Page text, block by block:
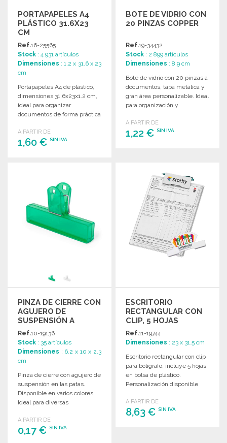
PORTAPAPELES A4
PLÁSTICO 31.6X23
CM
Ref.16-25565
Stock : 4 931 artículos
Dimensiones : 1.2 x 31.6 x 23
cm
Portapapeles A4 de plástico,
dimensiones 31.6x23x1.2 cm,
ideal para organizar
documentos de forma práctica
A PARTIR DE
1,60 € SIN IVA
BOTE DE VIDRIO CON
20 PINZAS COPPER
Ref.19-34432
Stock : 2 899 artículos
Dimensiones : 8.9 cm
Bote de vidrio con 20 pinzas a
documentos, tapa metálica y
gran área personalizable. Ideal
para organización y
A PARTIR DE
1,22 €SIN IVA
PINZA DE CIERRE CON
AGUJERO DE
SUSPENSIÓN A
PRECIOS DE
MAYORISTA
Ref.10-19136
Stock : 35 artículos
Dimensiones : 6.2 x 10 x 2.3
cm
Pinza de cierre con agujero de
suspensión en las patas.
Disponible en varios colores.
Ideal para diversas
A PARTIR DE
0,17 € SIN IVA
ESCRITORIO
RECTANGULAR CON
CLIP, 5 HOJAS
Ref.11-19744
Dimensiones : 23 x 31.5 cm
Escritorio rectangular con clip
para bolígrafo, incluye 5 hojas
en bolsa de plástico.
Personalización disponible
A PARTIR DE
8,63 €SIN IVA